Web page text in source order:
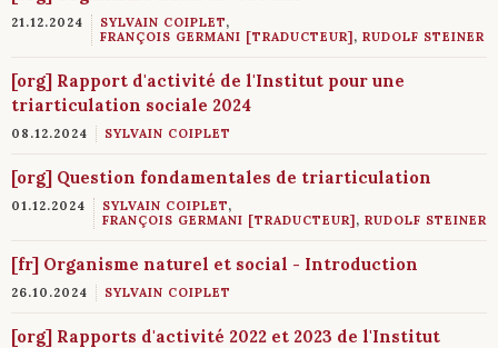
21.12.2024 SYLVAIN COIPLET,
FRANÇOIS GERMANI [TRADUCTEUR] , RUDOLF STEINER
[org] Rapport d'activité de l'Institut pour une
triarticulation sociale 2024
08.12.2024 SYLVAIN COIPLET
[org] Question fondamentales de triarticulation
01.12.2024 SYLVAIN COIPLET,
FRANÇOIS GERMANI [TRADUCTEUR] , RUDOLF STEINER
[fr] Organisme naturel et social - Introduction
26.10.2024 SYLVAIN COIPLET
[org] Rapports d'activité 2022 et 2023 de l'Institut